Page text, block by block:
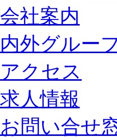
会社案内
内外グルー
アクセス
求人情報
お問い合せ